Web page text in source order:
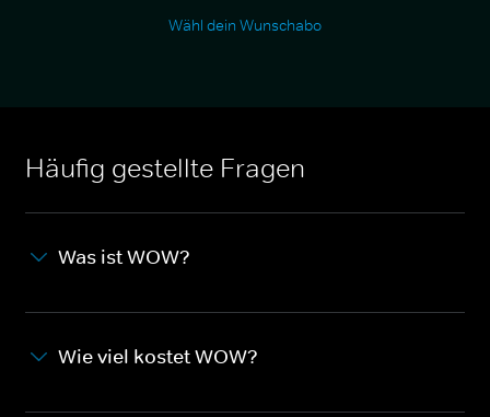
Wähl dein Wunschabo
Häufig gestellte Fragen
Was ist WOW?
Wie viel kostet WOW?